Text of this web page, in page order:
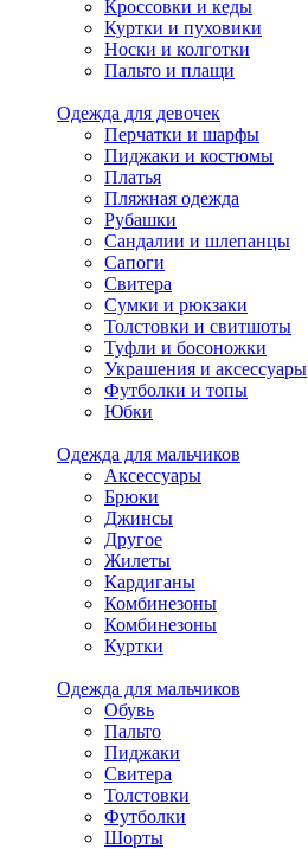
Кроссовки и кеды
Куртки и пуховики
Носки и колготки
Пальто и плащи
Одежда для девочек
Перчатки и шарфы
Пиджаки и костюмы
Платья
Пляжная одежда
Рубашки
Сандалии и шлепанцы
Сапоги
Свитера
Сумки и рюкзаки
Толстовки и свитшоты
Туфли и босоножки
Украшения и аксессуары
Футболки и топы
Юбки
Одежда для мальчиков
Аксессуары
Брюки
Джинсы
Другое
Жилеты
Кардиганы
Комбинезоны
Комбинезоны
Куртки
Одежда для мальчиков
Обувь
Пальто
Пиджаки
Свитера
Толстовки
Футболки
Шорты